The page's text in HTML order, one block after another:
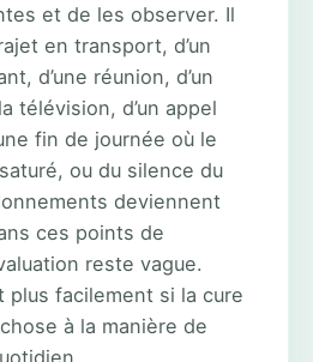
et de les observer. Il
en transport, d’un
d’une réunion, d’un
télévision, d’un appel
fin de journée où le
ou du silence du
deviennent
ces points de
reste vague.
plus facilement si la cure
à la manière de